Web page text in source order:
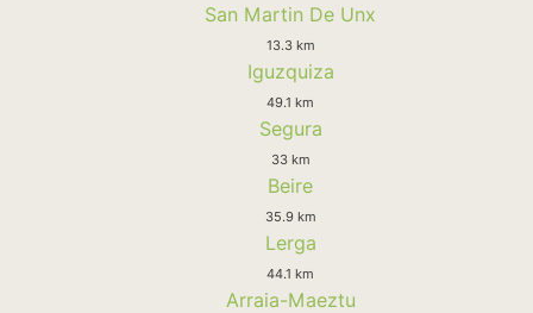
San Martin De Unx
13.3 km
Iguzquiza
49.1 km
Segura
33 km
Beire
35.9 km
Lerga
44.1 km
Arraia-Maeztu